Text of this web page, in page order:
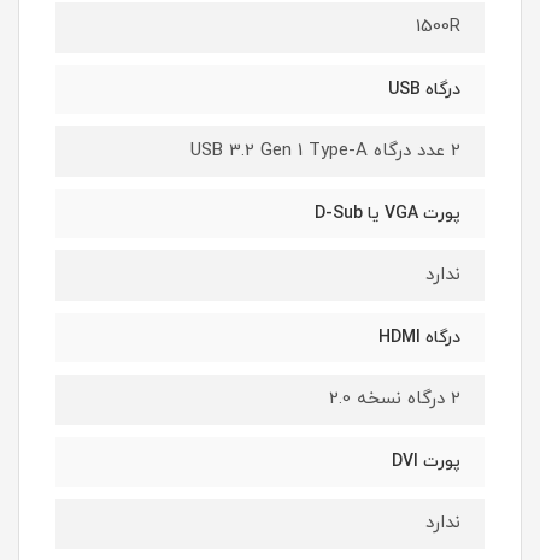
1500R
درگاه USB
2 عدد درگاه USB 3.2 Gen 1 Type-A
پورت VGA یا D-Sub
ندارد
درگاه HDMI
2 درگاه نسخه 2.0
پورت DVI
ندارد